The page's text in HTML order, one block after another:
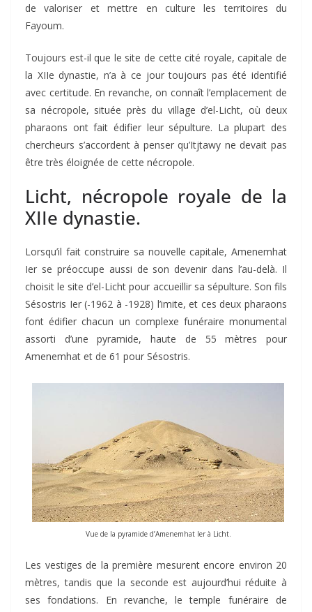
de valoriser et mettre en culture les territoires du
Fayoum.
Toujours est-il que le site de cette cité royale, capitale de
la XIIe dynastie, n’a à ce jour toujours pas été identifié
avec certitude. En revanche, on connaît l’emplacement de
sa nécropole, située près du village d’el-Licht, où deux
pharaons ont fait édifier leur sépulture. La plupart des
chercheurs s’accordent à penser qu’Itjtawy ne devait pas
être très éloignée de cette nécropole.
Licht, nécropole royale de la
XIIe dynastie.
Lorsqu’il fait construire sa nouvelle capitale, Amenemhat
Ier se préoccupe aussi de son devenir dans l’au-delà. Il
choisit le site d’el-Licht pour accueillir sa sépulture. Son fils
Sésostris Ier (-1962 à -1928) l’imite, et ces deux pharaons
font édifier chacun un complexe funéraire monumental
assorti d’une pyramide, haute de 55 mètres pour
Amenemhat et de 61 pour Sésostris.
Vue de la pyramide d’Amenemhat Ier à Licht.
Les vestiges de la première mesurent encore environ 20
mètres, tandis que la seconde est aujourd’hui réduite à
ses fondations. En revanche, le temple funéraire de